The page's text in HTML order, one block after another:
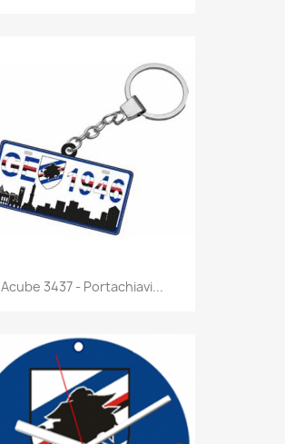
Anteprima
Acube 3437 - Portachiavi...